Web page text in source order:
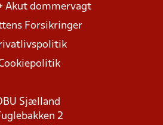
Akut dommervagt
Forsikringer
Sjælland
2